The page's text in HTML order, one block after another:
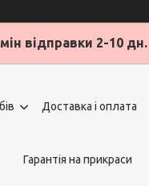
відправки 2-10 дн.
Доставка і оплата
Гарантія на прикраси